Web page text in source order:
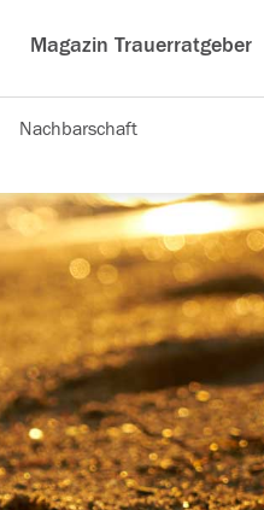
Magazin Trauerratgeber
Nachbarschaft